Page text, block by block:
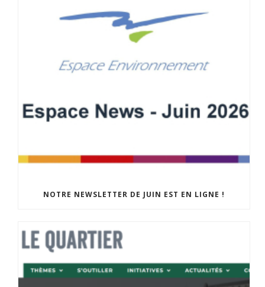
NOTRE NEWSLETTER DE JUIN EST EN LIGNE !